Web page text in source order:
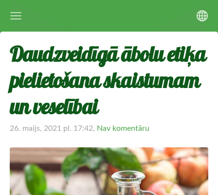
Daudzveidīgā ābolu etiķa
pielietošana skaistumam
un veselībai
26. maijs, 2021 pl. 17:42, Nav komentāru